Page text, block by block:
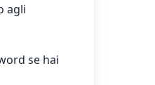
agli
se hai